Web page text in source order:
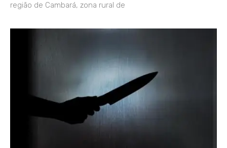
região de Cambará, zona rural de